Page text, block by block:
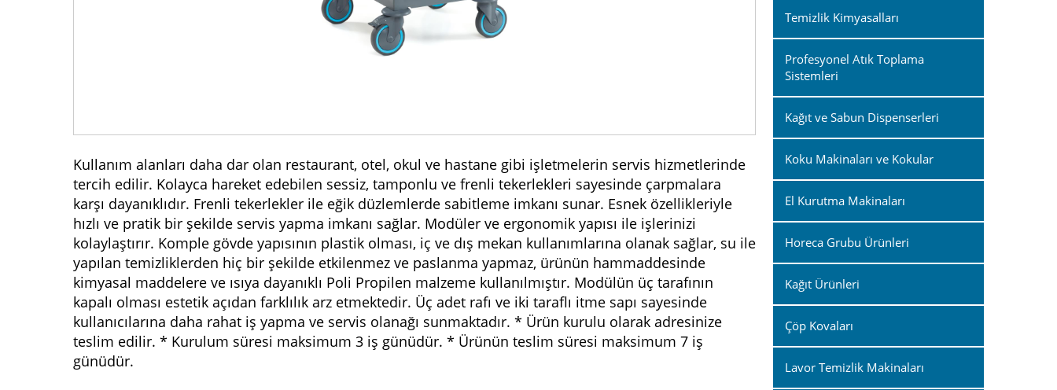
Kullanım alanları daha dar olan restaurant, otel, okul ve hastane gibi işletmelerin servis hizmetlerinde
tercih edilir. Kolayca hareket edebilen sessiz, tamponlu ve frenli tekerlekleri sayesinde çarpmalara
karşı dayanıklıdır. Frenli tekerlekler ile eğik düzlemlerde sabitleme imkanı sunar. Esnek özellikleriyle
hızlı ve pratik bir şekilde servis yapma imkanı sağlar. Modüler ve ergonomik yapısı ile işlerinizi
kolaylaştırır. Komple gövde yapısının plastik olması, iç ve dış mekan kullanımlarına olanak sağlar, su ile
yapılan temizliklerden hiç bir şekilde etkilenmez ve paslanma yapmaz, ürünün hammaddesinde
kimyasal maddelere ve ısıya dayanıklı Poli Propilen malzeme kullanılmıştır. Modülün üç tarafının
kapalı olması estetik açıdan farklılık arz etmektedir. Üç adet rafı ve iki taraflı itme sapı sayesinde
kullanıcılarına daha rahat iş yapma ve servis olanağı sunmaktadır. * Ürün kurulu olarak adresinize
teslim edilir. * Kurulum süresi maksimum 3 iş günüdür. * Ürünün teslim süresi maksimum 7 iş
günüdür.
Temizlik Kimyasalları
Profesyonel Atık Toplama
Sistemleri
Kağıt ve Sabun Dispenserleri
Koku Makinaları ve Kokular
El Kurutma Makinaları
Horeca Grubu Ürünleri
Kağıt Ürünleri
Çöp Kovaları
Lavor Temizlik Makinaları